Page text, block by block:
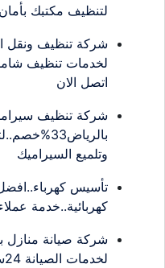
لتنظيف مكتبك بأمان وثقة
اتصل الان
شركة تنظيف
وتلميع السيراميك
كهربائية..خدمة عملاء7/24بـ ضمان